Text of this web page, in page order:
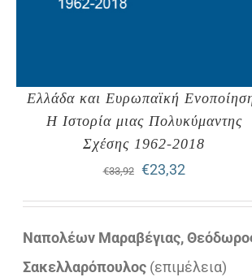
Ελλάδα και Ευρωπαϊκή
Η Ιστορία μιας Πολυκύμαντης
Σχέσης 1962-2018
€33,92
Original
price
was:
€33,92.
€23,32Η
τρέχουσα
τιμή
είναι:
Ναπολέων Μαραβέγιας,
Σακελλαρόπουλος (επιμέλεια)